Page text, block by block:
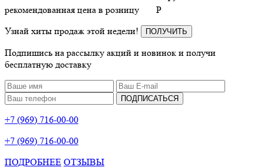
рекомендованная цена в розницу
P
Узнай хиты продаж этой недели!
ПОЛУЧИТЬ
Подпишись на рассылку акций и новинок и получи
бесплатную доставку
ПОДПИСАТЬСЯ
+7 (969) 716-00-00
+7 (969) 716-00-00
ПОДРОБНЕЕ ОТЗЫВЫ